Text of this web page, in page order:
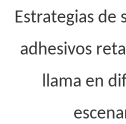
Estrategias de
adhesivos
llama en